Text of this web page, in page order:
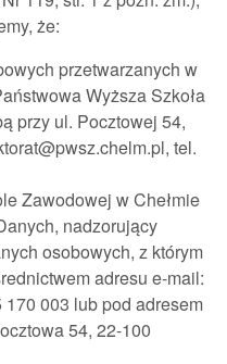
że:
przetwarzanych w
Wyższa Szkoła
przy ul. Pocztowej 54,
tel.
Zawodowej w Chełmie
nadzorujący
osobowych, z którym
adresu e-mail:
003 lub pod adresem
54, 22-100